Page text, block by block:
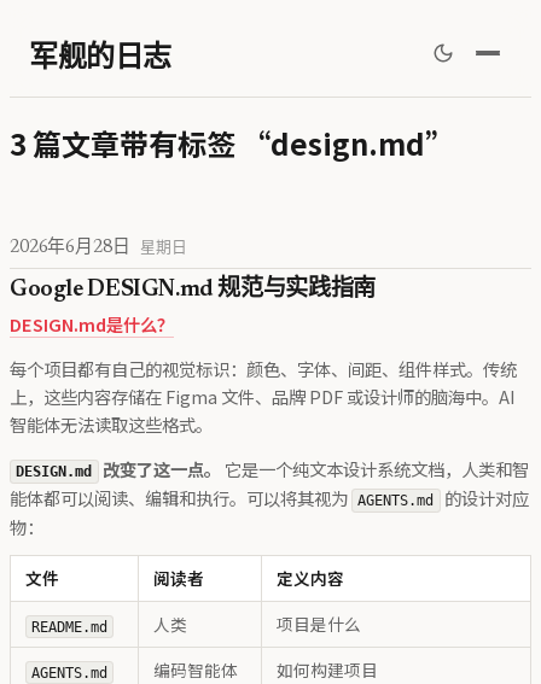
军舰的日志
3 篇文章带有标签 “design.md”
2026年6月28日 星期日
Google DESIGN.md 规范与实践指南
DESIGN.md是什么？
每个项目都有自己的视觉标识：颜色、字体、间距、组件样式。传统
上，这些内容存储在 Figma 文件、品牌 PDF 或设计师的脑海中。AI
智能体无法读取这些格式。
DESIGN.md 改变了这一点。
它是一个纯文本设计系统文档，人类和智
能体都可以阅读、编辑和执行。可以将其视为 AGENTS.md 的设计对应
物：
文件 阅读者 定义内容
README.md 人类 项目是什么
AGENTS.md 编码智能体 如何构建项目